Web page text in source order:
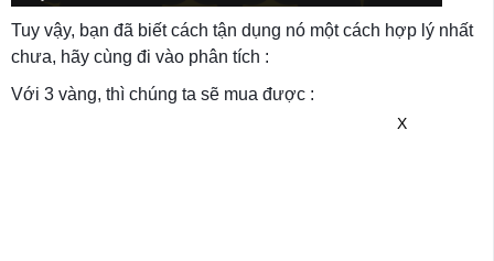
Tuy vậy, bạn đã biết cách tận dụng nó một cách hợp lý nhất
chưa, hãy cùng đi vào phân tích :
Với 3 vàng, thì chúng ta sẽ mua được :
X